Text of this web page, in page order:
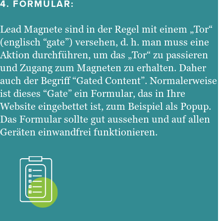
4. FORMULAR:
Lead Magnete sind in der Regel mit einem „Tor“
(englisch “gate”) versehen, d. h. man muss eine
Aktion durchführen, um das „Tor“ zu passieren
und Zugang zum Magneten zu erhalten. Daher
auch der Begriff “Gated Content”. Normalerweise
ist dieses “Gate” ein Formular, das in Ihre
Website eingebettet ist, zum Beispiel als Popup.
Das Formular sollte gut aussehen und auf allen
Geräten einwandfrei funktionieren.